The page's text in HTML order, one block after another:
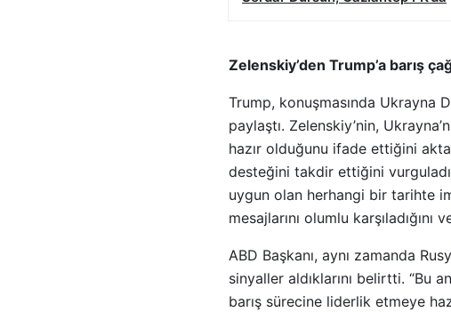
Zelenskiy’den Trump’a barış
Trump, konuşmasında Ukrayna
paylaştı. Zelenskiy’nin,
hazır olduğunu ifade ettiğini
desteğini takdir ettiğini
uygun olan herhangi bir tarihte
mesajlarını olumlu
ABD Başkanı, aynı zamanda
sinyaller aldıklarını belirtti. “Bu
barış sürecine liderlik etmeye